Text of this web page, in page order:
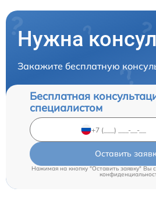
Нужна
Закажите бесплатную
Бесплатная
специалистом
Оставить
Нажимая на кнопку "Оставить заявку" Вы